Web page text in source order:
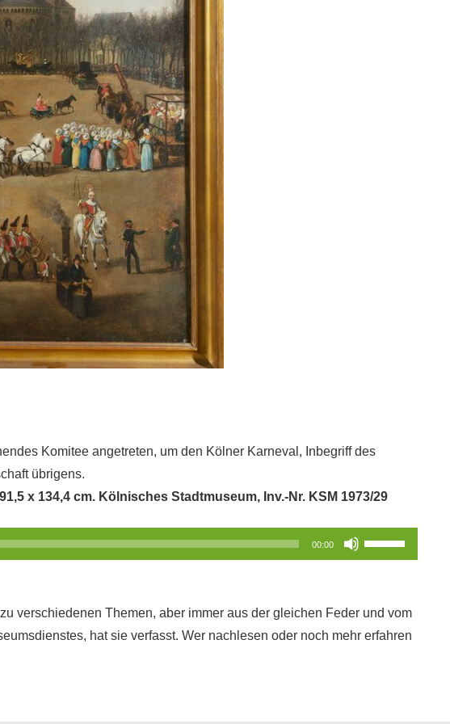
Komitee angetreten, um den Kölner Karneval, Inbegriff des
übrigens.
x 134,4 cm. Kölnisches Stadtmuseum, Inv.-Nr. KSM 1973/29
00:00
Pfeiltasten
Hoch/Runter
die
verschiedenen Themen, aber immer aus der gleichen Feder und vom
hat sie verfasst. Wer nachlesen oder noch mehr erfahren